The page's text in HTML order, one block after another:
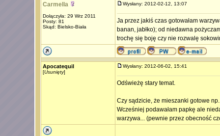
Carmella
Dołączyła: 29 Wrz 2011
Posty: 81
Skąd: Bielsko-Biała
Wysłany: 2012-02-12, 13:07
Ja przez jakiś czas gotowałam
banan, jabłko); od niedawna
trochę się boję czy nie rozwalę
Apocatequil
[Usunięty]
Wysłany: 2012-06-02, 15:41
Odświeżę stary temat.
Czy sądzicie, że mieszanki gotowe
Wcześniej podawałam papkę ale
warzywa... (pewnie przez obecność